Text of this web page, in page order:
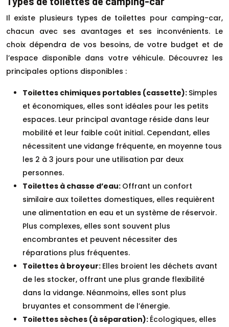
Il existe plusieurs types de toilettes pour camping-car,
chacun avec ses avantages et ses inconvénients. Le
choix dépendra de vos besoins, de votre budget et de
l’espace disponible dans votre véhicule. Découvrez les
principales options disponibles :
Toilettes chimiques portables (cassette): Simples
et économiques, elles sont idéales pour les petits
espaces. Leur principal avantage réside dans leur
mobilité et leur faible coût initial. Cependant, elles
nécessitent une vidange fréquente, en moyenne tous
les 2 à 3 jours pour une utilisation par deux
personnes.
Toilettes à chasse d’eau: Offrant un confort
similaire aux toilettes domestiques, elles requièrent
une alimentation en eau et un système de réservoir.
Plus complexes, elles sont souvent plus
encombrantes et peuvent nécessiter des
réparations plus fréquentes.
Toilettes à broyeur: Elles broient les déchets avant
de les stocker, offrant une plus grande flexibilité
dans la vidange. Néanmoins, elles sont plus
bruyantes et consomment de l’énergie.
Toilettes sèches (à séparation): Écologiques, elles